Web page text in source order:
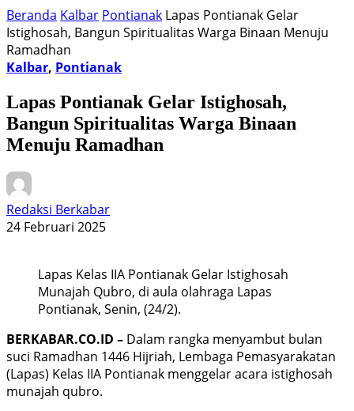
Beranda Kalbar Pontianak Lapas Pontianak Gelar
Istighosah, Bangun Spiritualitas Warga Binaan Menuju
Ramadhan
Kalbar, Pontianak
Lapas Pontianak Gelar Istighosah,
Bangun Spiritualitas Warga Binaan
Menuju Ramadhan
Redaksi Berkabar
24 Februari 2025
Lapas Kelas IIA Pontianak Gelar Istighosah
Munajah Qubro, di aula olahraga Lapas
Pontianak, Senin, (24/2).
BERKABAR.CO.ID – Dalam rangka menyambut bulan
suci Ramadhan 1446 Hijriah, Lembaga Pemasyarakatan
(Lapas) Kelas IIA Pontianak menggelar acara istighosah
munajah qubro.